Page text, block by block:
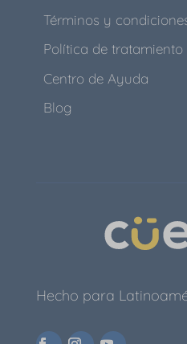
Términos y
Política de tratamiento
Centro de Ayuda
Blog
Hecho para